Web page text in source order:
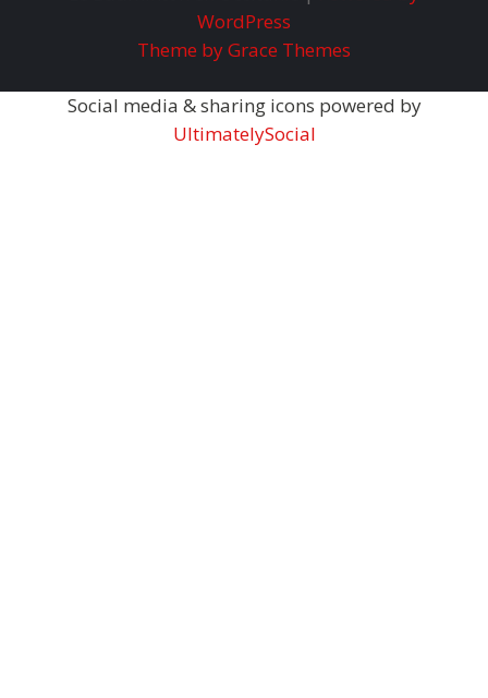
WordPress
Theme by Grace Themes
Social media & sharing icons powered by
UltimatelySocial